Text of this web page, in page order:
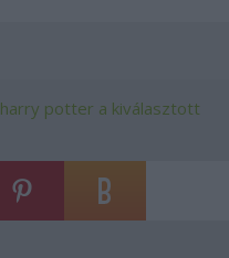
harry potter a kiválasztott